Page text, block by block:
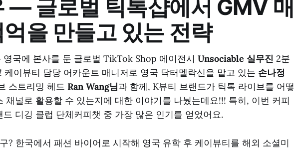
— 글로벌 틱톡샵에서 GMV 매
을 만들고 있는 전략
영국에 본사를 둔 글로벌 TikTok Shop 에이전시 Unsociable 실무진 2분
케이뷰티 담당 어카운트 매니저로 영국 닥터멜락신을 맡고 있는 손나정
스트리밍 헤드 Ran Wang님과 함께, K뷰티 브랜드가 틱톡 라이브를 어떻
채널로 활용할 수 있는지에 대한 이야기를 나눴는데요!!! 특히, 이번 커피
드 디깅 클럽 단체커피챗 중 가장 많은 인기를 얻었어요.
? 한국에서 패션 바이어로 시작해 영국 유학 후 케이뷰티를 해외 소셜미